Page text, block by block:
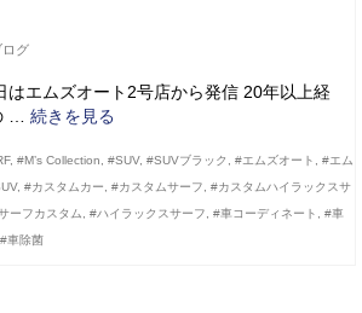
ログ
はエムズオート2号店から発信 20年以上経
… 続きを見る
, #M’s Collection #SUV, #SUVブラック #エムズオート
#エム
, #カスタムカー #カスタムサーフ
#カスタムハイラックスサ
ーフカスタム #ハイラックスサーフ #車コーディネート
#車
#車除菌